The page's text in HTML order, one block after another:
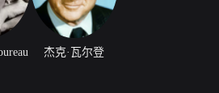
杰克·瓦尔登